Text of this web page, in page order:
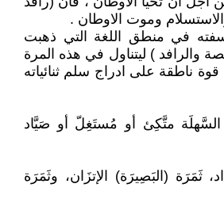
وموت الاوطان .
في منطق اللغة التي ذهبت
والرافد ) ليتناول في هذه المرة
ناطقة على ادراج سلم ثنائياته
متَّكِئ أو مُستَغِلّ أو صَيَّاد
ثَمَرَة (البَصِيرَة) الإتزَان، وثَمَرَة